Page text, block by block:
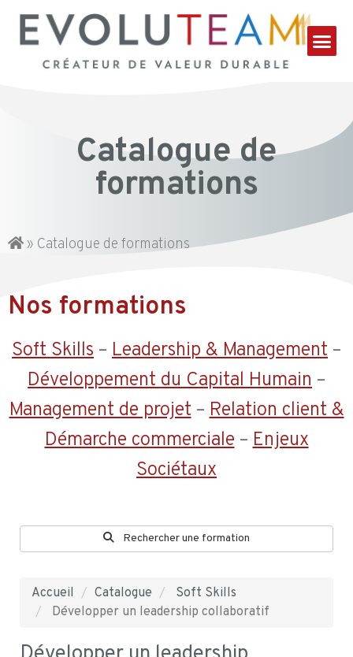
Catalogue de
formations
» Catalogue de formations
Nos formations
Soft Skills – Leadership & Management –
Développement du Capital Humain –
Management de projet–Relation client &
Démarche commerciale–Enjeux
Sociétaux
Rechercher une formation
Accueil Catalogue
Soft Skills
Développer un leadership collaboratif